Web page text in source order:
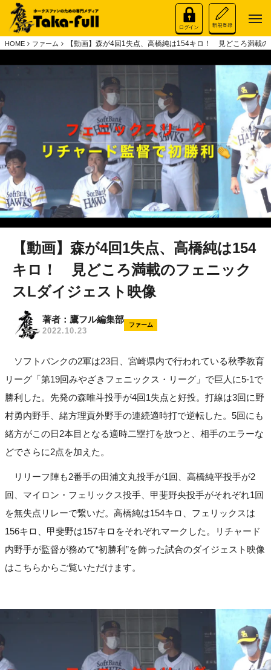
HOME ファーム 【動画】森が4回1失点、高橋純は154キロ！ 見どころ満載
【動画】森が4回1失点、高橋純は154
キロ！ 見どころ満載のフェニック
スLダイジェスト映像
著者：鷹フル編集部
2022.10.23
ファーム
ソフトバンクの2軍は23日、宮崎県内で行われている秋季教育
リーグ「第19回みやざきフェニックス・リーグ」で巨人に5-1で
勝利した。先発の森唯斗投手が4回1失点と好投。打線は3回に野
村勇内野手、緒方理貢外野手の連続適時打で逆転した。5回にも
緒方がこの日2本目となる適時二塁打を放つと、相手のエラーな
どでさらに2点を加えた。
リリーフ陣も2番手の田浦文丸投手が1回、高橋純平投手が2
回、マイロン・フェリックス投手、甲斐野央投手がそれぞれ1回
を無失点リレーで繋いだ。高橋純は154キロ、フェリックスは
156キロ、甲斐野は157キロをそれぞれマークした。リチャード
内野手が監督が務めて“初勝利”を飾った試合のダイジェスト映像
はこちらからご覧いただけます。